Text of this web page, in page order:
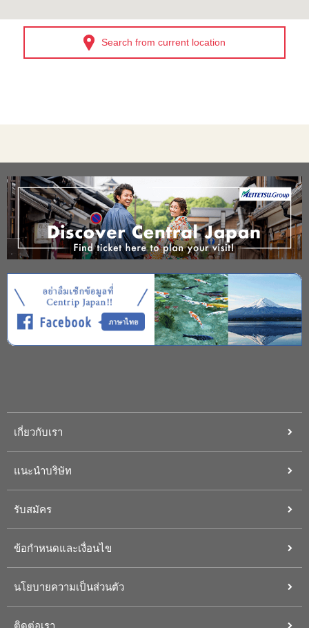
Search from current location
เกี่ยวกับเรา
แนะนำบริษัท
รับสมัคร
ข้อกำหนดและเงื่อนไข
นโยบายความเป็นส่วนตัว